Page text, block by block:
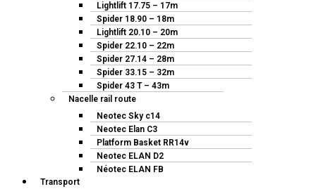
Lightlift 17.75 – 17m
Spider 18.90 – 18m
Lightlift 20.10 – 20m
Spider 22.10 – 22m
Spider 27.14 – 28m
Spider 33.15 – 32m
Spider 43 T – 43m
Nacelle rail route
Neotec Sky c14
Neotec Elan C3
Platform Basket RR14v
Neotec ELAN D2
Néotec ELAN FB
Transport